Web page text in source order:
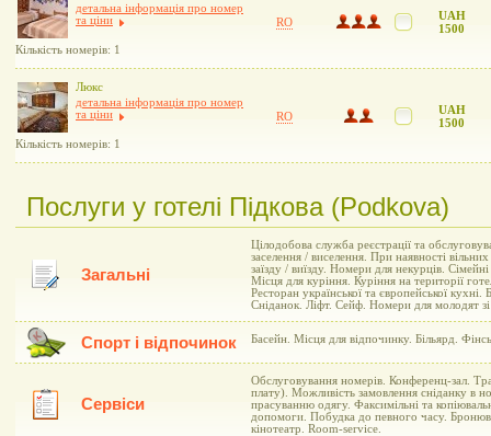
детальна інформація про номер
та ціни
Кількість номерів: 1
RO
UAH
1500
Люкс
детальна інформація про номер
та ціни
Кількість номерів: 1
RO
UAH
1500
Послуги у готелі Підкова (Podkova)
Загальні
Цілодобова служба реєстрації та
заселення / виселення. При наявності
заїзду / виїзду. Номери для некурців.
Місця для куріння. Куріння на території
Ресторан української та європейської
Сніданок. Ліфт. Сейф. Номери для молодят
Спорт і відпочинок Басейн. Місця для відпочинку. Більярд.
Сервіси
Обслуговування номерів. Конференц-зал.
плату). Можливість замовлення сніданку в
прасуванню одягу. Факсимільні та
допомоги. Побудка до певного часу.
кінотеатр. Room-service.